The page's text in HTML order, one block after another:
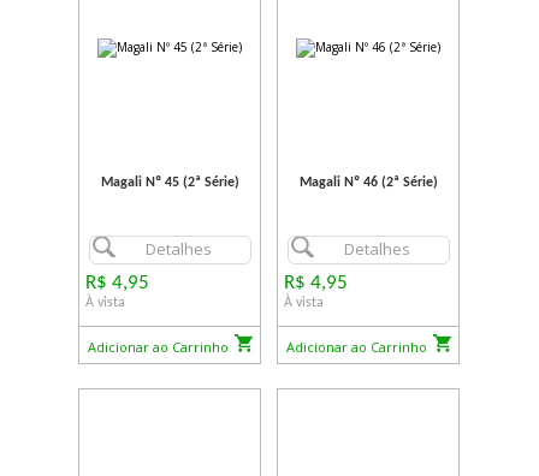
Magali Nº 45 (2ª Série)
Detalhes
R$ 4,95
À vista
Adicionar ao Carrinho
Magali Nº 46 (2ª Série)
Detalhes
R$ 4,95
À vista
Adicionar ao Carrinho